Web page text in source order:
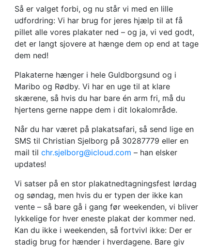
Så er valget forbi, og nu står vi med en lille
udfordring: Vi har brug for jeres hjælp til at få
pillet alle vores plakater ned – og ja, vi ved godt,
det er langt sjovere at hænge dem op end at tage
dem ned!
Plakaterne hænger i hele Guldborgsund og i
Maribo og Rødby. Vi har en uge til at klare
skærene, så hvis du har bare én arm fri, må du
hjertens gerne nappe dem i dit lokalområde.
Når du har været på plakatsafari, så send lige en
SMS til Christian Sjelborg på 30287779 eller en
mail til chr.sjelborg@icloud.com – han elsker
updates!
Vi satser på en stor plakatnedtagningsfest lørdag
og søndag, men hvis du er typen der ikke kan
vente – så bare gå i gang før weekenden, vi bliver
lykkelige for hver eneste plakat der kommer ned.
Kan du ikke i weekenden, så fortvivl ikke: Der er
stadig brug for hænder i hverdagene. Bare giv